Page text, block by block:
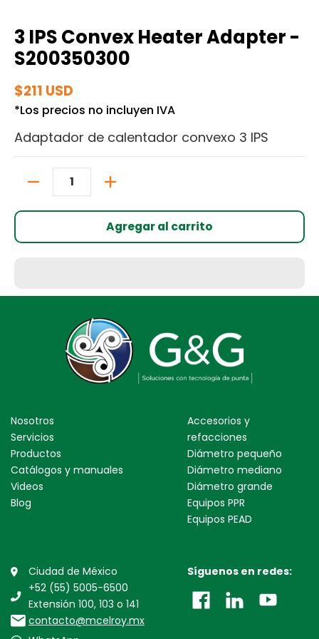
3 IPS Convex Heater Adapter -
S200350300
$211 USD
*Los precios no incluyen IVA
Adaptador de calentador convexo 3 IPS
Agregar al carrito
Nosotros
Servicios
Productos
Catálogos y manuales
Videos
Blog
Accesorios y
refacciones
Diámetro pequeño
Diámetro mediano
Diámetro grande
Equipos PPR
Equipos PEAD
Ciudad de México
+52 (55) 5005-6500
Extensión 100, 103 o 141
contacto@mcelroy.mx
Síguenos en redes: